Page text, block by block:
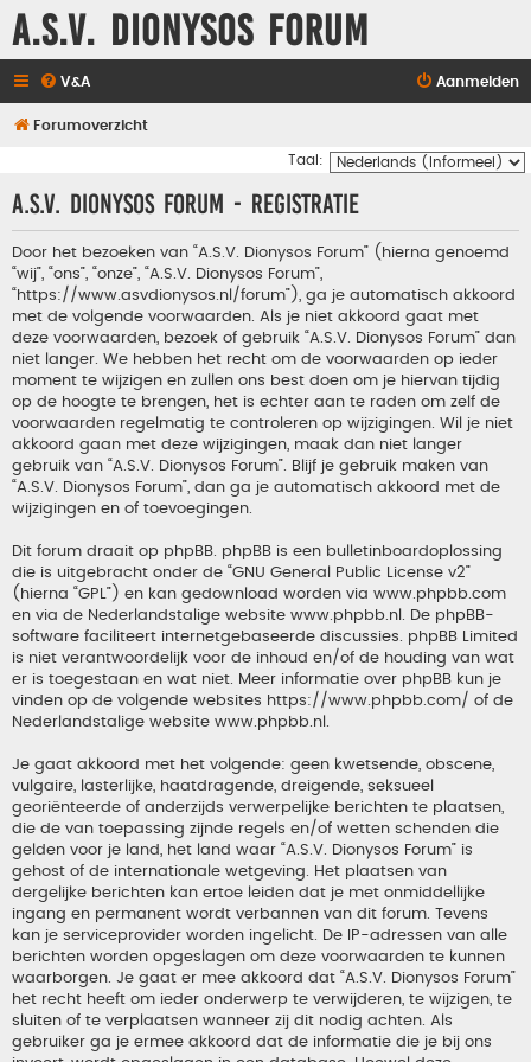
A.S.V. Dionysos Forum
V&A Aanmelden
Forumoverzicht
Taal:
A.S.V. Dionysos Forum - Registratie
Door het bezoeken van “A.S.V. Dionysos Forum” (hierna genoemd
“wij”, “ons”, “onze”, “A.S.V. Dionysos Forum”,
“https://www.asvdionysos.nl/forum”), ga je automatisch akkoord
met de volgende voorwaarden. Als je niet akkoord gaat met
deze voorwaarden, bezoek of gebruik “A.S.V. Dionysos Forum” dan
niet langer. We hebben het recht om de voorwaarden op ieder
moment te wijzigen en zullen ons best doen om je hiervan tijdig
op de hoogte te brengen, het is echter aan te raden om zelf de
voorwaarden regelmatig te controleren op wijzigingen. Wil je niet
akkoord gaan met deze wijzigingen, maak dan niet langer
gebruik van “A.S.V. Dionysos Forum”. Blijf je gebruik maken van
“A.S.V. Dionysos Forum”, dan ga je automatisch akkoord met de
wijzigingen en of toevoegingen.
Dit forum draait op phpBB. phpBB is een bulletinboardoplossing
die is uitgebracht onder de “GNU General Public License v2”
(hierna “GPL”) en kan gedownload worden via www.phpbb.com
en via de Nederlandstalige website www.phpbb.nl . De phpBB-
software faciliteert internetgebaseerde discussies. phpBB Limited
is niet verantwoordelijk voor de inhoud en/of de houding van wat
er is toegestaan en wat niet. Meer informatie over phpBB kun je
vinden op de volgende websites https://www.phpbb.com/ of de
Nederlandstalige website www.phpbb.nl
Je gaat akkoord met het volgende: geen kwetsende, obscene,
vulgaire, lasterlijke, haatdragende, dreigende, seksueel
georiënteerde of anderzijds verwerpelijke berichten te plaatsen,
die de van toepassing zijnde regels en/of wetten schenden die
gelden voor je land, het land waar “A.S.V. Dionysos Forum” is
gehost of de internationale wetgeving. Het plaatsen van
dergelijke berichten kan ertoe leiden dat je met onmiddellijke
ingang en permanent wordt verbannen van dit forum. Tevens
kan je serviceprovider worden ingelicht. De IP-adressen van alle
berichten worden opgeslagen om deze voorwaarden te kunnen
waarborgen. Je gaat er mee akkoord dat “A.S.V. Dionysos Forum”
het recht heeft om ieder onderwerp te verwijderen, te wijzigen, te
sluiten of te verplaatsen wanneer zij dit nodig achten. Als
gebruiker ga je ermee akkoord dat de informatie die je bij ons